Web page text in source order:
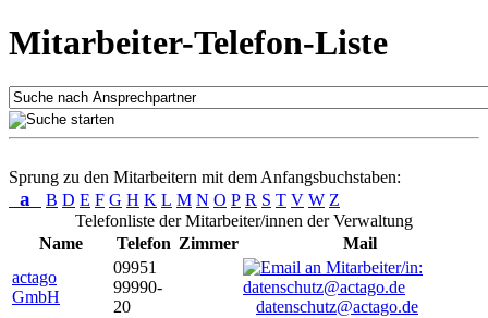
Mitarbeiter-Telefon-Liste
Sprung zu den Mitarbeitern mit dem Anfangsbuchstaben:
a B D E F G H K L M N O P R S T V W Z
Telefonliste der Mitarbeiter/innen der Verwaltung
Name
Telefon Zimmer
Mail
actago
GmbH
09951
99990-
20
datenschutz@actago.de